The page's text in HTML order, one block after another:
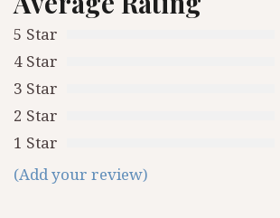
ゲ
ー
シ
ョ
ン
5 Star
4 Star
3 Star
2 Star
1 Star
(Add your review)